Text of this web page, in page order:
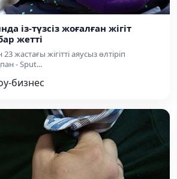
із-түзсіз жоғалған жігіт
жетті
жастағы жігітті аяусыз өлтіріп
- Sput...
бизнес